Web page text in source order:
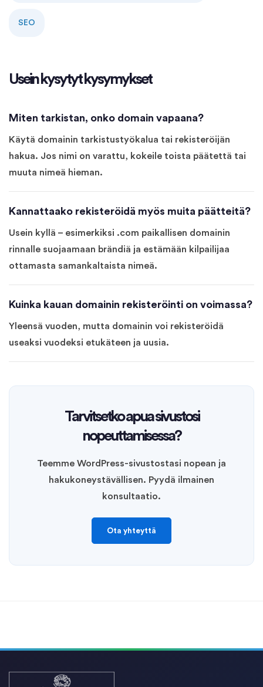
SEO
Usein kysytyt kysymykset
Miten tarkistan, onko domain vapaana?
Käytä domainin tarkistustyökalua tai rekisteröijän
hakua. Jos nimi on varattu, kokeile toista päätettä tai
muuta nimeä hieman.
Kannattaako rekisteröidä myös muita päätteitä?
Usein kyllä – esimerkiksi .com paikallisen domainin
rinnalle suojaamaan brändiä ja estämään kilpailijaa
ottamasta samankaltaista nimeä.
Kuinka kauan domainin rekisteröinti on voimassa?
Yleensä vuoden, mutta domainin voi rekisteröidä
useaksi vuodeksi etukäteen ja uusia.
Tarvitsetko apua sivustosi
nopeuttamisessa?
Teemme WordPress-sivustostasi nopean ja
hakukoneystävällisen. Pyydä ilmainen
konsultaatio.
Ota yhteyttä